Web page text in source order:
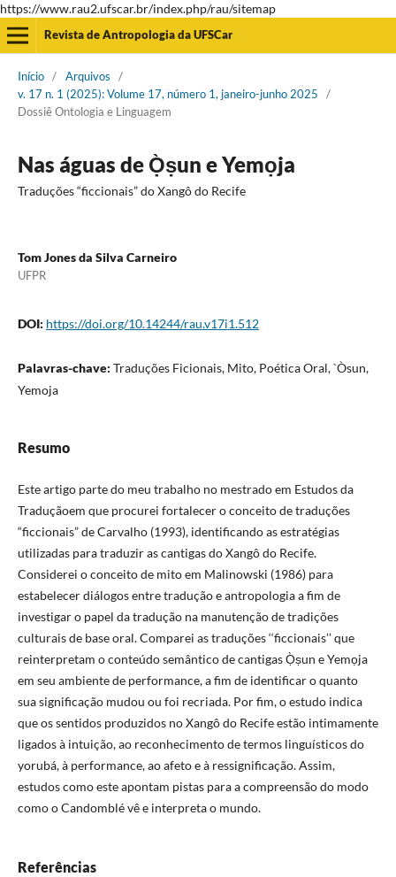
https://www.rau2.ufscar.br/index.php/rau/sitemap
Revista de Antropologia da UFSCar
Início / Arquivos
/
v. 17 n. 1 (2025): Volume 17, número 1, janeiro-junho 2025
/
Dossiê Ontologia e Linguagem
Nas águas de Ọ̀ṣun e Yemọja
Traduções “ficcionais” do Xangô do Recife
Tom Jones da Silva Carneiro
UFPR
DOI: https://doi.org/10.14244/rau.v17i1.512
Palavras-chave: Traduções Ficionais, Mito, Poética Oral, `Òsun,
Yemoja
Resumo
Este artigo parte do meu trabalho no mestrado em Estudos da
Traduçãoem que procurei fortalecer o conceito de traduções
“ficcionais” de Carvalho (1993), identificando as estratégias
utilizadas para traduzir as cantigas do Xangô do Recife.
Considerei o conceito de mito em Malinowski (1986) para
estabelecer diálogos entre tradução e antropologia a fim de
investigar o papel da tradução na manutenção de tradições
culturais de base oral. Comparei as traduções ‘‘ficcionais’’ que
reinterpretam o conteúdo semântico de cantigas Ọ̀ṣun e Yemọja
em seu ambiente de performance, a fim de identificar o quanto
sua significação mudou ou foi recriada. Por fim, o estudo indica
que os sentidos produzidos no Xangô do Recife estão intimamente
ligados à intuição, ao reconhecimento de termos linguísticos do
yorubá, à performance, ao afeto e à ressignificação. Assim,
estudos como este apontam pistas para a compreensão do modo
como o Candomblé vê e interpreta o mundo.
Referências